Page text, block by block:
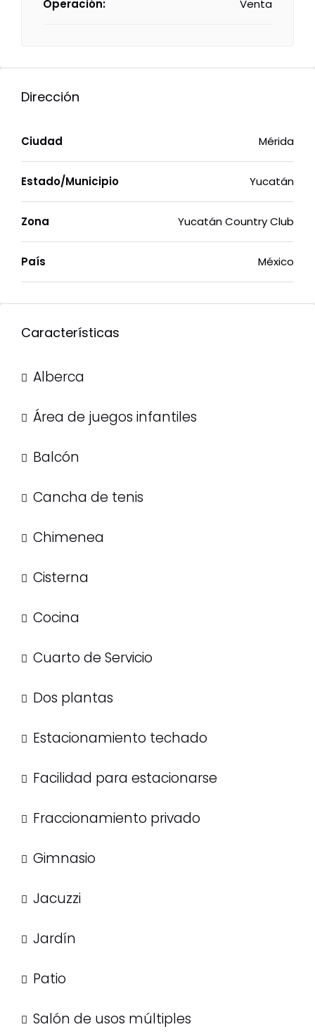
Operación: Venta
Dirección
Ciudad Mérida
Estado/Municipio Yucatán
Zona Yucatán Country Club
País México
Características
Alberca
Área de juegos infantiles
Balcón
Cancha de tenis
Chimenea
Cisterna
Cocina
Cuarto de Servicio
Dos plantas
Estacionamiento techado
Facilidad para estacionarse
Fraccionamiento privado
Gimnasio
Jacuzzi
Jardín
Patio
Salón de usos múltiples